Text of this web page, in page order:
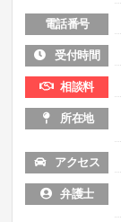
電話番号
受付時間
相談料
所在地
アクセス
弁護士